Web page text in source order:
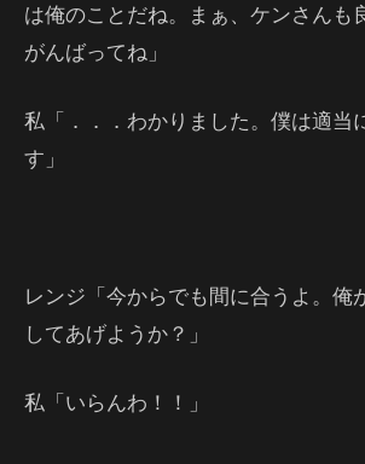
は俺のことだね。まぁ、ケンさんも
がんばってね」
私「．．．わかりました。僕は適当
す」
レンジ「今からでも間に合うよ。俺
してあげようか？」
私「いらんわ！！」